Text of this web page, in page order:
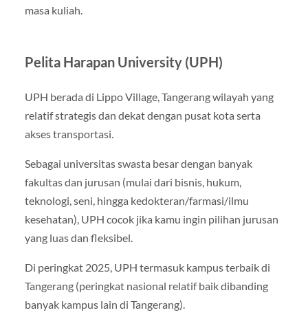
masa kuliah.
Pelita Harapan University (UPH)
UPH berada di Lippo Village, Tangerang wilayah yang
relatif strategis dan dekat dengan pusat kota serta
akses transportasi.
Sebagai universitas swasta besar dengan banyak
fakultas dan jurusan (mulai dari bisnis, hukum,
teknologi, seni, hingga kedokteran/farmasi/ilmu
kesehatan), UPH cocok jika kamu ingin pilihan jurusan
yang luas dan fleksibel.
Di peringkat 2025, UPH termasuk kampus terbaik di
Tangerang (peringkat nasional relatif baik dibanding
banyak kampus lain di Tangerang).